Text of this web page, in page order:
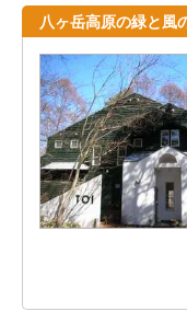
八ヶ岳高原の緑と風